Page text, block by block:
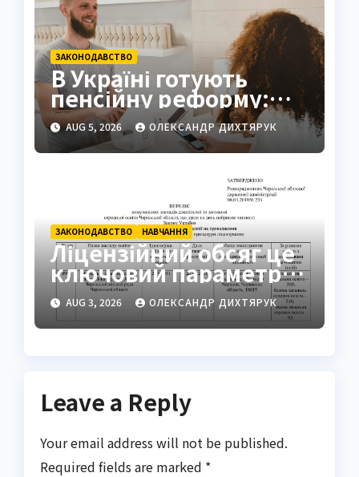
ЗАКОНОДАВСТВО
В Україні готують
пенсійну реформу:
мінімум 6000 грн
AUG 5, 2026 ОЛЕКСАНДР ДИХТЯРУК
ЗАКОНОДАВСТВО НАВЧАННЯ
Ліцензійний обсяг це
ключовий параметр
освітньої діяльності
закладів
AUG 3, 2026 ОЛЕКСАНДР ДИХТЯРУК
Leave a Reply
Your email address will not be published.
Required fields are marked *